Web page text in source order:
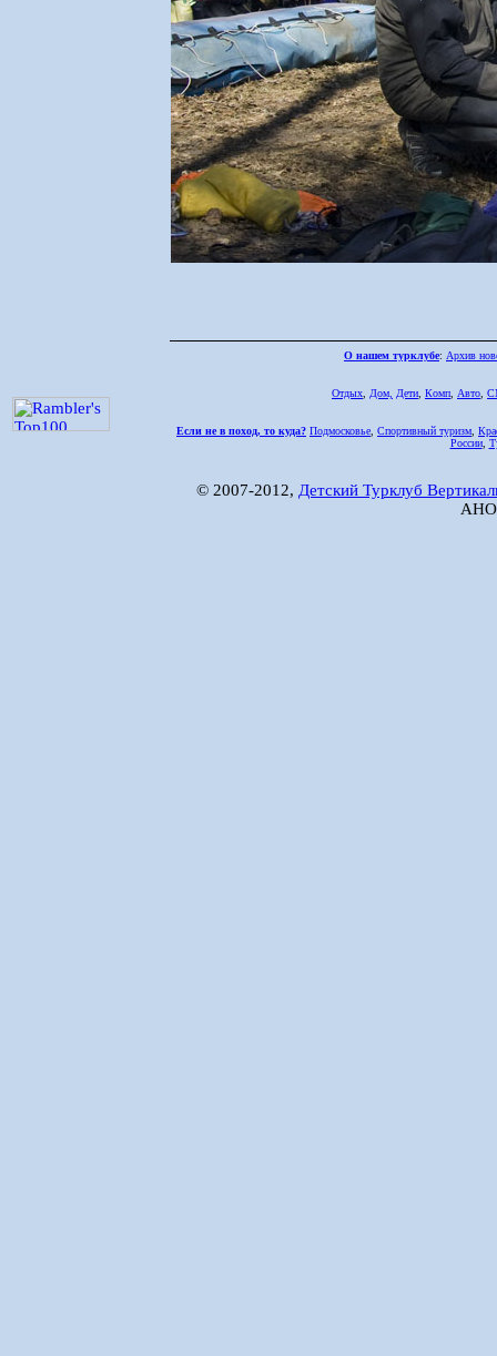
О нашем турклубе: Архив
Отдых Дом, Дети Комп Авто
Если не в поход, то куда? Подмосковье Спортивный туризм
России,
© 2007-2012, Детский Турклуб
АНО